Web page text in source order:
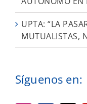
UPTA: “LA
MUTUALISTAS,
Síguenos en: